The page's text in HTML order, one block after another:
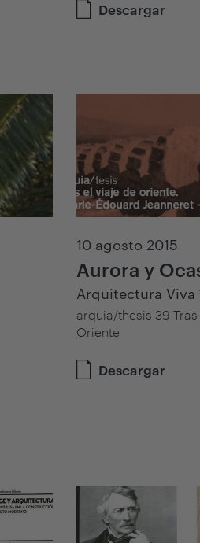
Descargar
10 agosto 2015
Aurora y
Arquitectura Viva
arquia/thesis 39
Oriente
Descargar